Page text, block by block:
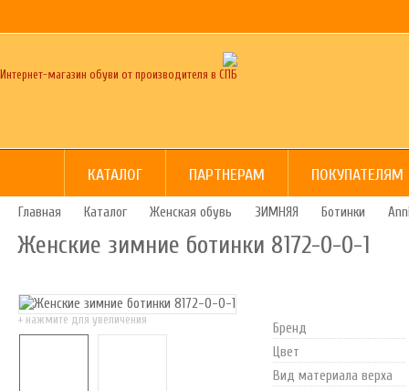
Интернет-магазин обуви от производителя в СПБ
КАТАЛОГ ПАРТНЕРАМ ПОКУПАТЕЛЯМ
Главная Каталог Женская обувь ЗИМНЯЯ Ботинки
Женские зимние ботинки 8172-0-0-1
+ нажмите для увеличения
Бренд
Цвет
Вид материала верха